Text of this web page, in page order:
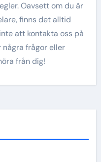
Oavsett om du är
finns det alltid
att kontakta oss på
frågor eller
från dig!